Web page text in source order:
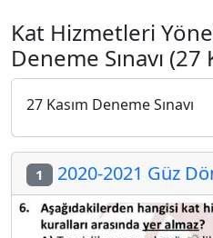
Kat Hizmetleri
Deneme Sınavı (27
27 Kasım Deneme Sınavı
1 2020-2021 Güz